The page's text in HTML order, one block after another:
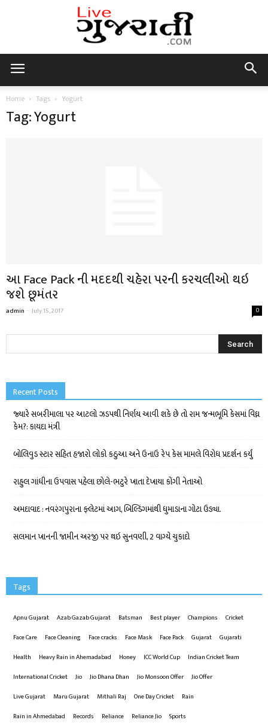
Home Tags Yogurt
Tag: Yogurt
આ Face Pack ની મદદથી ચહેરા પરની કરચલીઓ થઇ
જશે છૂમંતર
admin - July 15, 2017 0
Recent Posts
જ્યારે સબરીમાલા પર આટલો ઝડપથી નિર્ણય આવી શકે છે તો રામ જન્મભૂમિ કેસમાં વિઘ્ન
કેમ?: કાયદા મંત્રી
બોલિવુડ સ્ટાર સહિત હજારો લોકો કઠુઆ અને ઉનાઉ રેપ કેસ મામલે વિરોધ પ્રદર્શન કર્યું
રાહુલ ગાંધીના ઉપવાસ પહેલા છોલે-ભટુરે ખાતા દેખાયા કોંગી નેતાઓ
અમદાવાદ : નવરંગપુરાના ફ્લેટમાં આગ, બિલ્ડિંગમાંથી ધુમાડાના ગોટા ઉડ્યા.
સલમાન ખાનની જામીન અરજી પર થઇ સુનવણી, 2 વાગ્યે ચુકાદો
Tags
Apnu Gujarat Azab Gazab Gujarat Batsman Best player Champions
Cricket
Face Care
Face Cleaning Face cracks Face Mask Face Pack Gujarat
Gujarati
Health
Heavy Rain in Ahemadabad Honey ICC World Cup
Indian Cricket Team
International Cricket
Jio Jio Dhana Dhan Jio Monsoon Offer
Jio Offer
Live Gujarat
Maru Gujarat Mithali Raj One Day Cricket
Rain
Rain in Ahmedabad
Records Reliance Reliance Jio
Sports